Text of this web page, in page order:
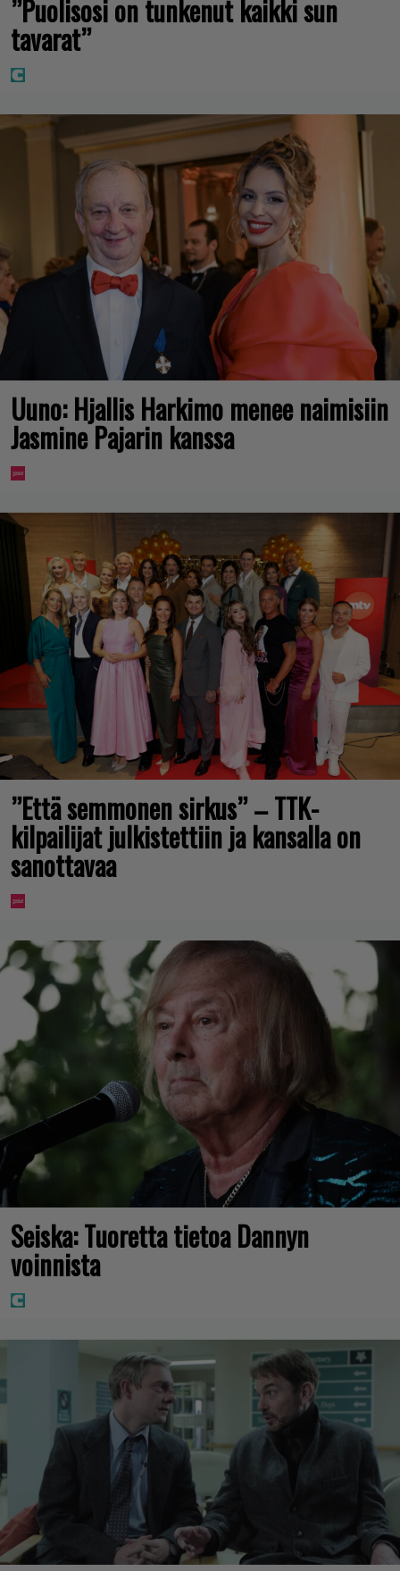
”Puolisosi on tunkenut kaikki sun
tavarat”
Uuno: Hjallis Harkimo menee naimisiin
Jasmine Pajarin kanssa
”Että semmonen sirkus” – TTK-
kilpailijat julkistettiin ja kansalla on
sanottavaa
Seiska: Tuoretta tietoa Dannyn
voinnista